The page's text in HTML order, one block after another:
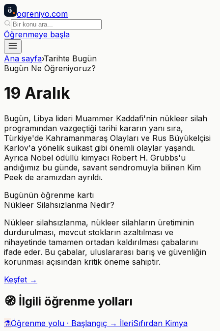
ö ogreniyo.com
Öğrenmeye başla
Ana sayfa›Tarihte Bugün
Bugün Ne Öğreniyoruz?
19 Aralık
Bugün, Libya lideri Muammer Kaddafi'nin nükleer silah
programından vazgeçtiği tarihi kararın yanı sıra,
Türkiye'de Kahramanmaraş Olayları ve Rus Büyükelçisi
Karlov'a yönelik suikast gibi önemli olaylar yaşandı.
Ayrıca Nobel ödüllü kimyacı Robert H. Grubbs'u
andığımız bu günde, savant sendromuyla bilinen Kim
Peek de aramızdan ayrıldı.
Bugünün öğrenme kartı
Nükleer Silahsızlanma Nedir?
Nükleer silahsızlanma, nükleer silahların üretiminin
durdurulması, mevcut stokların azaltılması ve
nihayetinde tamamen ortadan kaldırılması çabalarını
ifade eder. Bu çabalar, uluslararası barış ve güvenliğin
korunması açısından kritik öneme sahiptir.
Keşfet →
🧭 İlgili öğrenme yolları
⚗️Öğrenme yolu · Başlangıç → İleriSıfırdan Kimya